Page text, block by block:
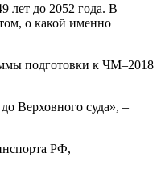
лет до 2052 года. В
о какой именно
подготовки к ЧМ–2018
Верховного суда», –
РФ,